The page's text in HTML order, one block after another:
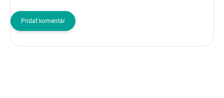
Pridať komentár